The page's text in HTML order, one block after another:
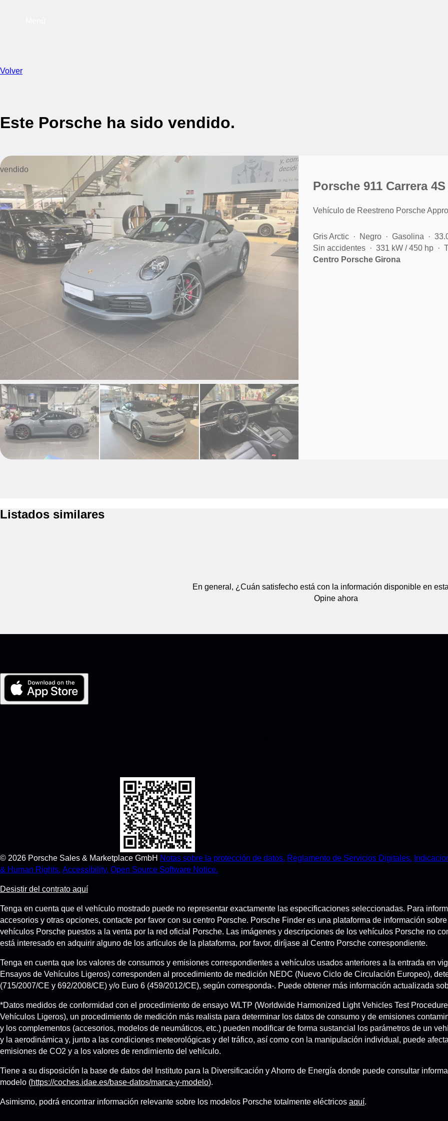
Volver
Este Porsche ha sido vendido.
vendido
Porsche 911 Carrera
Vehículo de Reestreno Porsche
Gris Arctic Negro Gasolina
Sin accidentes
331 kW / 450 hp
Centro Porsche Girona
Listados similares
En general, ¿Cuán satisfecho está con la información disponible en
Opine ahora
© 2026 Porsche Sales & Marketplace GmbH Notas sobre la protección de datos. Reglamento de Servicios Digitales.
& Human Rights. Accessibility. Open Source Software Notice.
Desistir del contrato aquí
Tenga en cuenta que el vehículo mostrado puede no representar exactamente las especificaciones seleccionadas. Para
accesorios y otras opciones, contacte por favor con su centro Porsche. Porsche Finder es una plataforma de información
vehículos Porsche puestos a la venta por la red oficial Porsche. Las imágenes y descripciones de los vehículos Porsche no
está interesado en adquirir alguno de los artículos de la plataforma, por favor, diríjase al Centro Porsche correspondiente.
Tenga en cuenta que los valores de consumos y emisiones correspondientes a vehículos usados anteriores a la entrada en
Ensayos de Vehículos Ligeros) corresponden al procedimiento de medición NEDC (Nuevo Ciclo de Circulación Europeo),
(715/2007/CE y 692/2008/CE) y/o Euro 6 (459/2012/CE), según corresponda-. Puede obtener más información actualizada
*Datos medidos de conformidad con el procedimiento de ensayo WLTP (Worldwide Harmonized Light Vehicles Test
Vehículos Ligeros), un procedimiento de medición más realista para determinar los datos de consumo y de emisiones
y los complementos (accesorios, modelos de neumáticos, etc.) pueden modificar de forma sustancial los parámetros de un
y la aerodinámica y, junto a las condiciones meteorológicas y del tráfico, así como con la manipulación individual, puede
emisiones de CO2 y a los valores de rendimiento del vehículo.
Tiene a su disposición la base de datos del Instituto para la Diversificación y Ahorro de Energía donde puede consultar
modelo (https://coches.idae.es/base-datos/marca-y-modelo).
Asimismo, podrá encontrar información relevante sobre los modelos Porsche totalmente eléctricos aquí.